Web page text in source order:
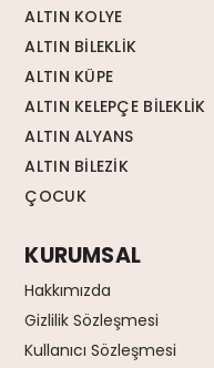
ALTIN KOLYE
ALTIN BİLEKLİK
ALTIN KÜPE
ALTIN KELEPÇE BİLEKLİK
ALTIN ALYANS
ALTIN BİLEZİK
ÇOCUK
KURUMSAL
Hakkımızda
Gizlilik Sözleşmesi
Kullanıcı Sözleşmesi